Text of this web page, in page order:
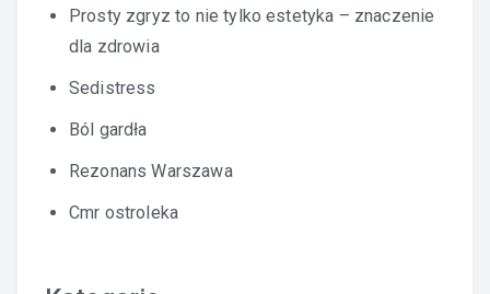
Prosty zgryz to nie tylko estetyka – znaczenie
dla zdrowia
Sedistress
Ból gardła
Rezonans Warszawa
Cmr ostroleka